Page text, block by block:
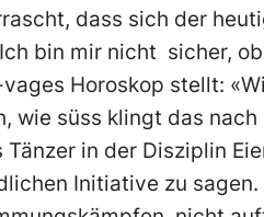
dass sich der
bin mir nicht sicher,
Horoskop stellt:
wie süss klingt das nach
in der Disziplin
Initiative zu sagen.